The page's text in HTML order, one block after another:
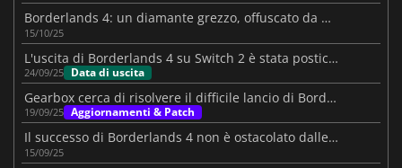
Borderlands 4: un diamante grezzo, offuscato da problemi tecnici
15/10/25
L'uscita di Borderlands 4 su Switch 2 è stata posticipata
24/09/25 Data di uscita
Gearbox cerca di risolvere il difficile lancio di Borderlands 4 su PC
19/09/25 Aggiornamenti & Patch
Il successo di Borderlands 4 non è ostacolato dalle sue prestazioni su PC
15/09/25